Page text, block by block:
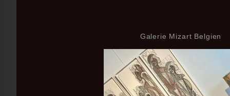
Galerie Mizart Belgien